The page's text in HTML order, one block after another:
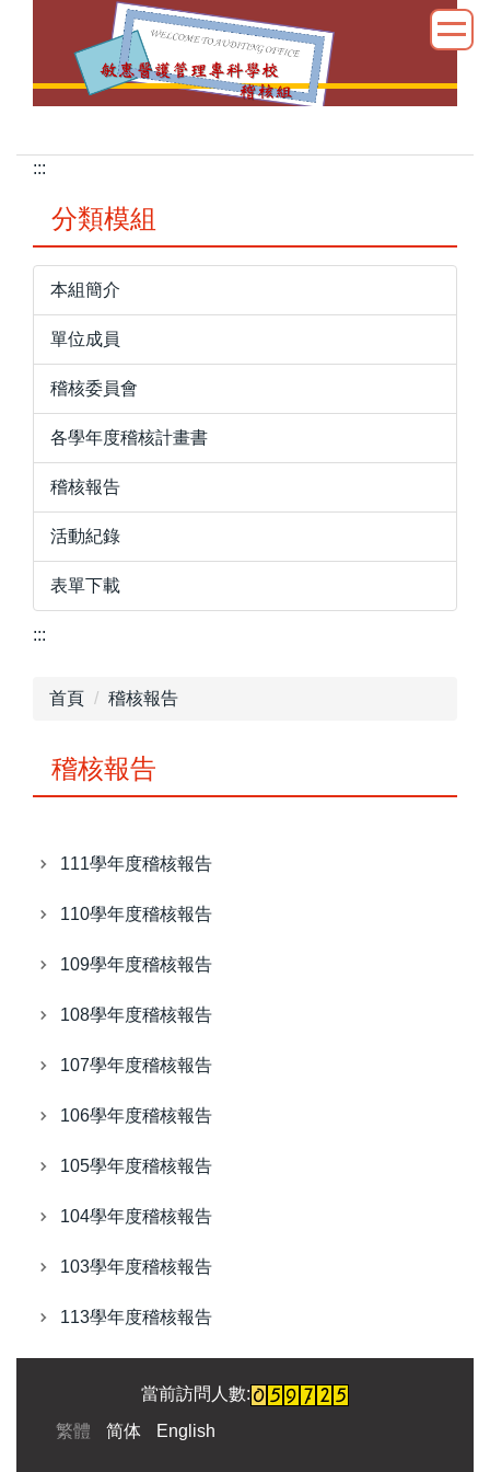
:::
分類模組
本組簡介
單位成員
稽核委員會
各學年度稽核計畫書
稽核報告
活動紀錄
表單下載
:::
首頁 稽核報告
稽核報告
111學年度稽核報告
110學年度稽核報告
109學年度稽核報告
108學年度稽核報告
107學年度稽核報告
106學年度稽核報告
105學年度稽核報告
104學年度稽核報告
103學年度稽核報告
113學年度稽核報告
當前訪問人數:
繁體
简体 English